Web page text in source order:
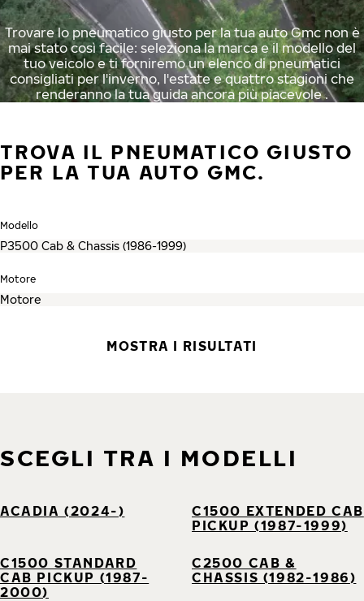
Trovare lo pneumatico giusto per la tua auto Gmc non è
mai stato così facile: seleziona la marca e il modello del
tuo veicolo e ti forniremo un elenco di pneumatici
consigliati per l'inverno, l'estate e quattro stagioni che
renderanno la tua guida ancora più piacevole .
TROVA IL PNEUMATICO GIUSTO
PER LA TUA AUTO GMC.
Modello
Motore
MOSTRA I RISULTATI
SCEGLI TRA I MODELLI
ACADIA (2024-)
C1500 EXTENDED CAB
PICKUP (1987-1999)
C1500 STANDARD
CAB PICKUP (1987-
2000)
C2500 CAB &
CHASSIS (1982-1986)